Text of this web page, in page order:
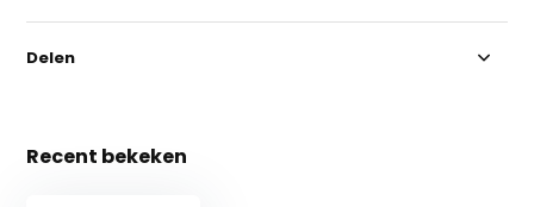
Delen
Recent bekeken